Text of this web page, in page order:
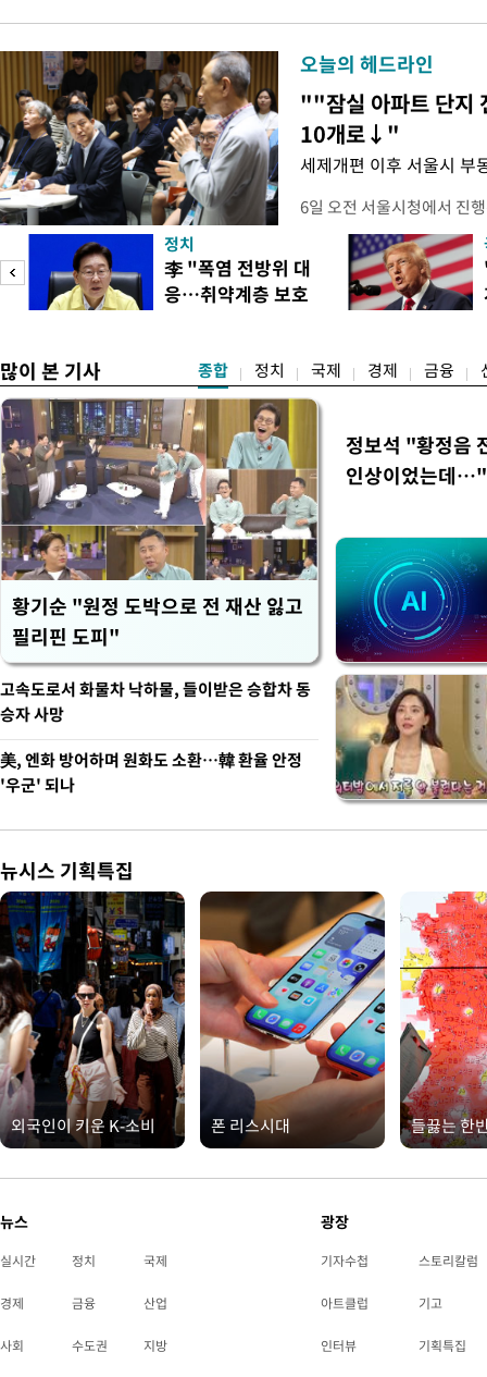
오늘의 헤드라인
""잠실 아파트 단지
10개로↓"
세제개편 이후 서울시 부
6일 오전 서울시청에서 진
대토론회'에서는 정부의
이어졌다. 이날 토론회에는
택자와 무주택 청년, 민간
리에이터 등 50여 명이 참
택
정치
李 "폭염 전방위 대
응…취약계층 보호
많이 본 기사 종합 정치 국제 경제 금융
황기순 "원정 도박으로 전 재산 잃고
필리핀 도피"
정보석 "황정음
인상이었는데…"
고속도로서 화물차 낙하물, 들이받은 승합차 동
승자 사망
美, 엔화 방어하며 원화도 소환…韓 환율 안정
'우군' 되나
뉴시스 기획특집
외국인이 키운 K-소비 폰 리스시대 들끓는 한
뉴스
실시간 정치 국제
경제 금융 산업
사회 수도권 지방
광장
기자수첩 스토리칼럼
아트클럽 기고
인터뷰 기획특집